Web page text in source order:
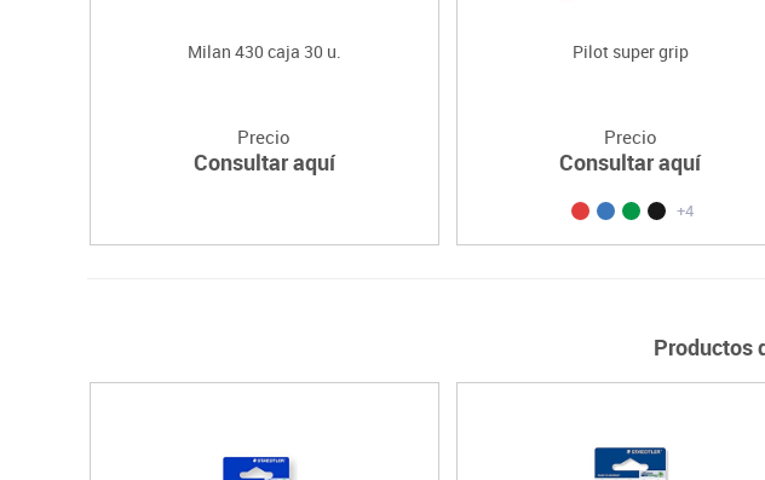
Milan 430 caja 30 u.
Precio
Consultar aquí
Pilot super grip
Precio
Consultar aquí
+4
Productos